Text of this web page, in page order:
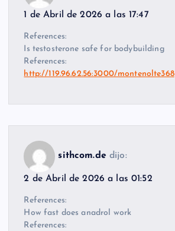
1 de Abril de 2026 a las 17:47
References:
Is testosterone safe for bodybuilding
References:
http://119.96.62.56:3000/montenolte368
sithcom.de dijo:
2 de Abril de 2026 a las 01:52
References:
How fast does anadrol work
References: